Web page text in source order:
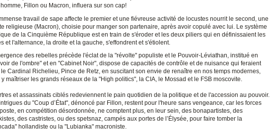
Fillon ou Macron, influera sur son cap!
travail de sape affecte le premier et une fiévreuse activité de locustes nourrit le second, une
religieuse (Macron), choisie pour manger son partenaire, après avoir copulé avec lui. Le système
de la Cinquième République est en train de s'éroder et les deux piliers qui en définissaient les
et l'alternance, la droite et la gauche, s'effondrent et s'étiolent.
des rebelles précède l'éclat de la "révolte" populiste et le Pouvoir-Léviathan, institué en
de l'ombre" et en "Cabinet Noir", dispose de capacités de contrôle et de nuisance qui feraient
Cardinal Richelieu, Pince de Retz, en suscitant son envie de renaître en nos temps modernes,
y maîtriser les grands réseaux de la "High politics", la CIA, le Mossad et le FSB moscovite.
et assassinats ciblés redeviennent le pain quotidien de la politique et de l'accession au pouvoir.
du "Coup d’État", dénoncé par Fillon, restent pour l'heure sans vengeance, car les forces
en compétition désordonnée, ne comptent plus, en leur sein, des bonapartistes, des
des castristes, ou des spetsnaz, campés aux portes de l’Élysée, pour faire tomber la
hollandiste ou la "Lubianka" macroniste.